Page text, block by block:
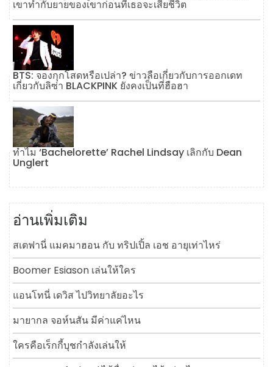
เขาทำกับยายของเขาก่อนที่เธอจะเสียชีวิต
BTS: จองกุกโสดหรือเปล่า? ข่าวลือเกี่ยวกับการออกเดท
เกี่ยวกับลิซ่า BLACKPINK ยังคงเป็นที่ฮือฮา
ทำไม ‘Bachelorette’ Rachel Lindsay เลิกกับ Dean
Unglert
อ่านเพิ่มเติม
สเตฟานี่ แมคมาฮอน กับ ทริปเปิ้ล เอช อายุเท่าไหร่
Boomer Esiason เล่นให้ใคร
แอนโทนี่ เดวิส ไปวิทยาลัยอะไร
มายากล จอห์นสัน มีค่าแค่ไหน
ใครคือเร็กกี้บุชกำลังเล่นให้